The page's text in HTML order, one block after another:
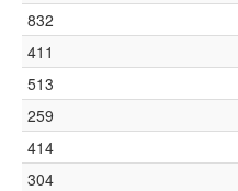
832
411
513
259
414
304